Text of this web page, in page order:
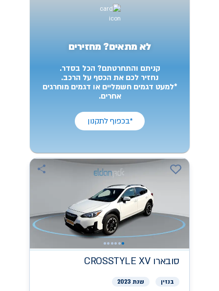
לא מתאים? מחזירים
קניתם והתחרטתם? הכל בסדר.
נחזיר לכם את הכסף על הרכב.
*למעט דגמים חשמליים או דגמים מוחרגים
אחרים.
*בכפוף לתקנון
סובארוCROSSTYLE XV
בנזין שנת 2023